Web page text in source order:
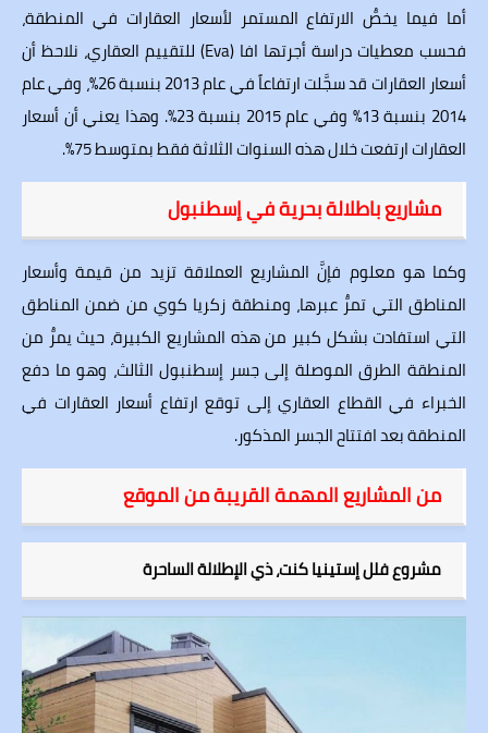
أما فيما يخصُّ الارتفاع المستمر لأسعار العقارات في المنطقة،
فحسب معطيات دراسة أجرتها افا (Eva) للتقييم العقاري، نلاحظ أن
أسعار العقارات قد سجَّلت ارتفاعاً في عام 2013 بنسبة 26%، وفي عام
2014 بنسبة 13% وفي عام 2015 بنسبة 23%. وهذا يعني أن أسعار
العقارات ارتفعت خلال هذه السنوات الثلاثة فقط بمتوسط 75%.
مشاريع باطلالة بحرية في إسطنبول
وكما هو معلوم فإنَّ المشاريع العملاقة تزيد من قيمة وأسعار
المناطق التي تمرُّ عبرها، ومنطقة زكريا كوي من ضمن المناطق
التي استفادت بشكل كبير من هذه المشاريع الكبيرة، حيث يمرُّ من
المنطقة الطرق الموصلة إلى جسر إسطنبول الثالث، وهو ما دفع
الخبراء في القطاع العقاري إلى توقع ارتفاع أسعار العقارات في
المنطقة بعد افتتاح الجسر المذكور.
من المشاريع المهمة القريبة من الموقع
مشروع فلل إستينيا كنت، ذي الإطلالة الساحرة